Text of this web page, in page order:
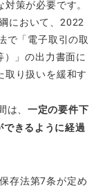
策が必要です。
において、2022
で「電子取引の取
）」の出力書面に
取り扱いを緩和す
は、一定の要件下
きるように経過
存法第7条が定め